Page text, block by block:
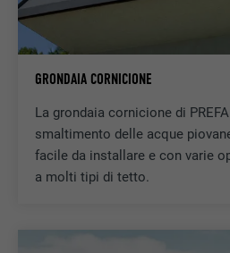
GRONDAIA CORNICIONE
La grondaia cornicione di
smaltimento delle acque
facile da installare e con varie
a molti tipi di tetto.
DECORSO 1 mese
SCOPO
applicare
NOME U